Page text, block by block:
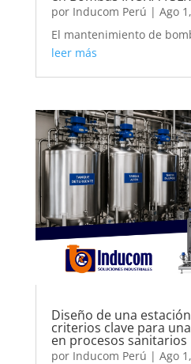
por Inducom Perú | Ago
El mantenimiento de
leer más
Diseño de una
criterios clave para
en procesos sanitarios
por Inducom Perú | Ago